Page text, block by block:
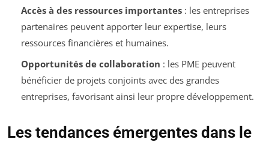
Accès à des ressources importantes: les entreprises
partenaires peuvent apporter leur expertise, leurs
ressources financières et humaines.
Opportunités de collaboration : les PME peuvent
bénéficier de projets conjoints avec des grandes
entreprises, favorisant ainsi leur propre développement.
Les tendances émergentes dans le